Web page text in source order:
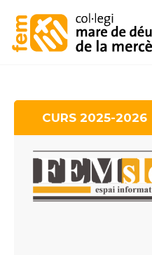
CURS 2025-2026